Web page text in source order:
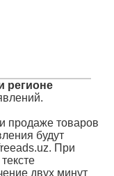
регионе
продаже товаров
будут
При
двух минут